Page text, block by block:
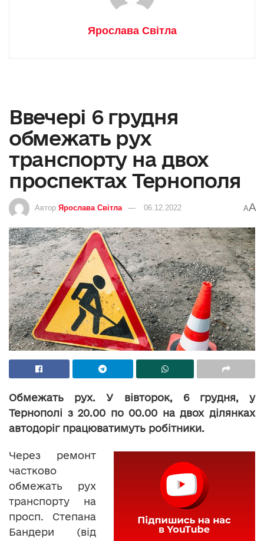
Ярослава Світла
Ввечері 6 грудня
обмежать рух
транспорту на двох
проспектах Тернополя
Автор Ярослава Світла 06.12.2022 AA
Обмежать рух. У вівторок, 6 грудня, у
Тернополі з 20.00 по 00.00 на двох ділянках
автодоріг працюватимуть робітники.
Через ремонт
частково
обмежать рух
транспорту на
просп. Степана
Бандери (від